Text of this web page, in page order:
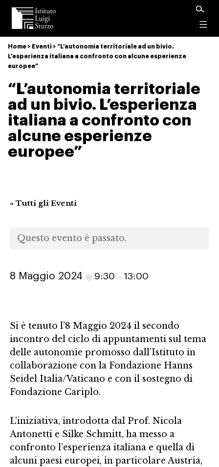
Istituto
Luigi
Sturzo
Home > Eventi > “L’autonomia territoriale ad un bivio.
L’esperienza italiana a confronto con alcune esperienze
europee”
“L’autonomia territoriale
ad un bivio. L’esperienza
italiana a confronto con
alcune esperienze
europee”
« Tutti gli Eventi
Questo evento è passato.
8 Maggio 2024 @ 9:30 – 13:00
Si è tenuto l’8 Maggio 2024 il secondo
incontro del ciclo di appuntamenti sul tema
delle autonomie promosso dall’Istituto in
collaborazione con la Fondazione Hanns
Seidel Italia/Vaticano e con il sostegno di
Fondazione Cariplo.
L’iniziativa, introdotta dal Prof. Nicola
Antonetti e Silke Schmitt, ha messo a
confronto l’esperienza italiana e quella di
alcuni paesi europei, in particolare Austria,